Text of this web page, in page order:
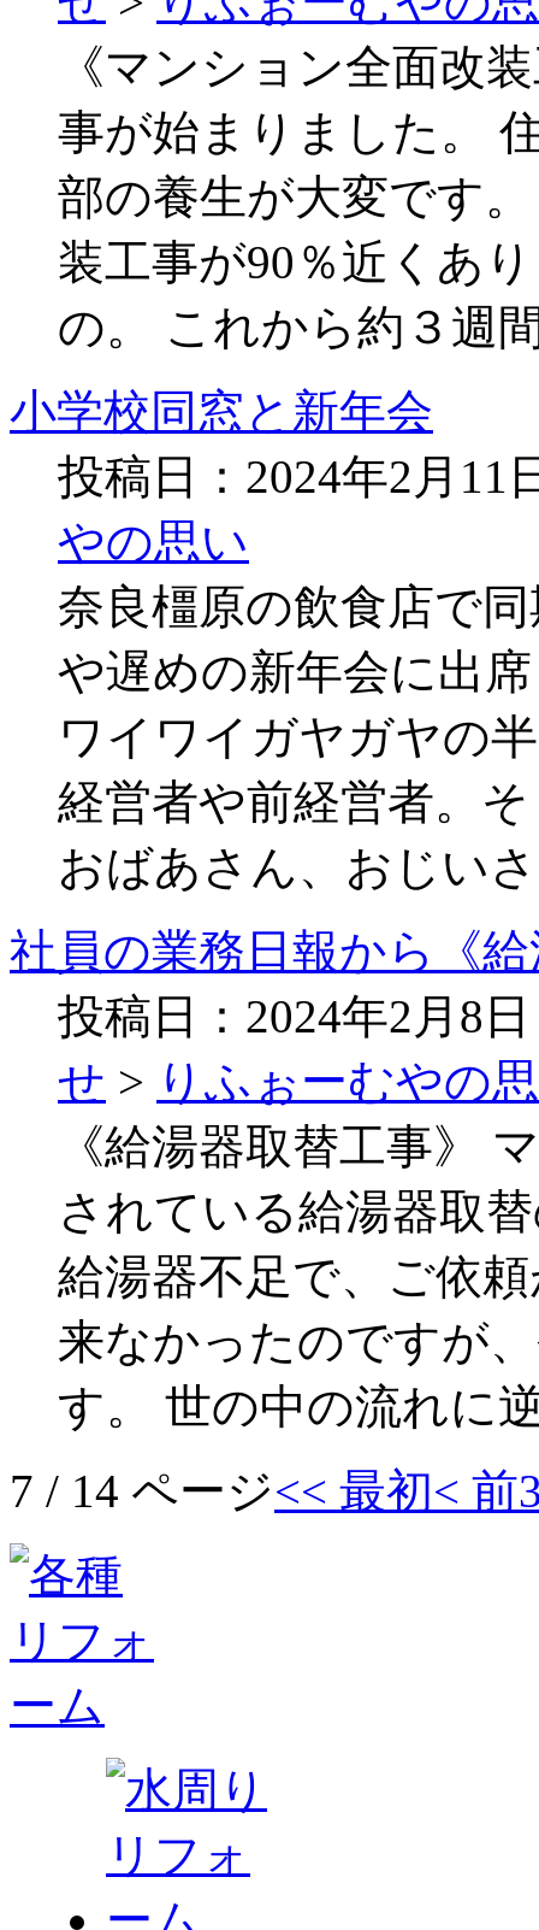
《マンション全面改
事が始まりました。
部の養生が大変です
装工事が90％近くあ
の。 これから約３週
小学校同窓と新年会
投稿日：2024年2月11
やの思い
奈良橿原の飲食店で
や遅めの新年会に出
ワイワイガヤガヤの
経営者や前経営者。
おばあさん、おじい
社員の業務日報から《
投稿日：2024年2月8
せ > りふぉーむやの
《給湯器取替工事》
されている給湯器取
給湯器不足で、ご依
来なかったのですが
す。 世の中の流れに
7 / 14 ページ<< 最初< 前